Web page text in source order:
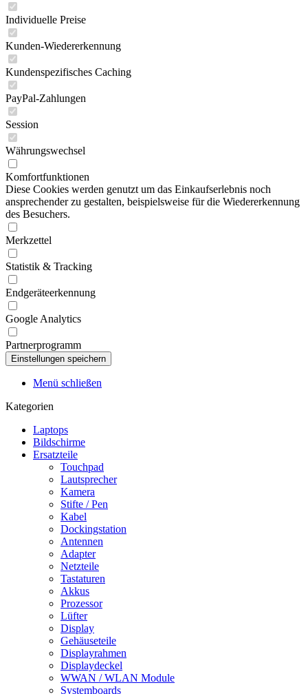
Individuelle Preise
Kunden-Wiedererkennung
Kundenspezifisches Caching
PayPal-Zahlungen
Session
Währungswechsel
Komfortfunktionen
Diese Cookies werden genutzt um das Einkaufserlebnis noch
ansprechender zu gestalten, beispielsweise für die Wiedererkennung
des Besuchers.
Merkzettel
Statistik & Tracking
Endgeräteerkennung
Google Analytics
Partnerprogramm
Menü schließen
Kategorien
Laptops
Bildschirme
Ersatzteile
Touchpad
Lautsprecher
Kamera
Stifte / Pen
Kabel
Dockingstation
Antennen
Adapter
Netzteile
Tastaturen
Akkus
Prozessor
Lüfter
Display
Gehäuseteile
Displayrahmen
Displaydeckel
WWAN / WLAN Module
Systemboards